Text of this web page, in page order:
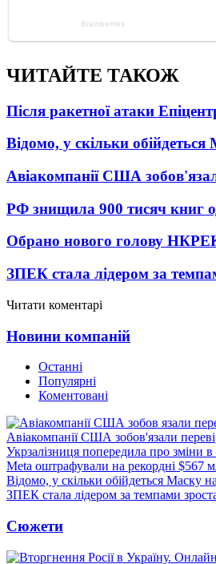
ЧИТАЙТЕ ТАКОЖ
Після ракетної атаки
Відомо, у скільки
Авіакомпанії США
РФ знищила 900 тисяч книг
Обрано нового голову
ЗПЕК стала лідером за
Читати коментарі
Новини компаній
Останні
Популярні
Коментовані
Авіакомпанії США зобов'язали
Укрзалізниця попередила про зміни в
Meta оштрафували на рекордні $567
Відомо, у скільки обійдеться Маску
ЗПЕК стала лідером за темпами
Сюжети